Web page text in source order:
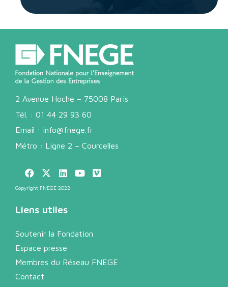
2 Avenue Hoche – 75008 Paris
Tél. : 01 44 29 93 60
Email : info@fnege.fr
Métro : Ligne 2 – Courcelles
Copyright FNEGE 2022
Liens utiles
Soutenir la Fondation
Espace presse
Membres du Réseau FNEGE
Contact